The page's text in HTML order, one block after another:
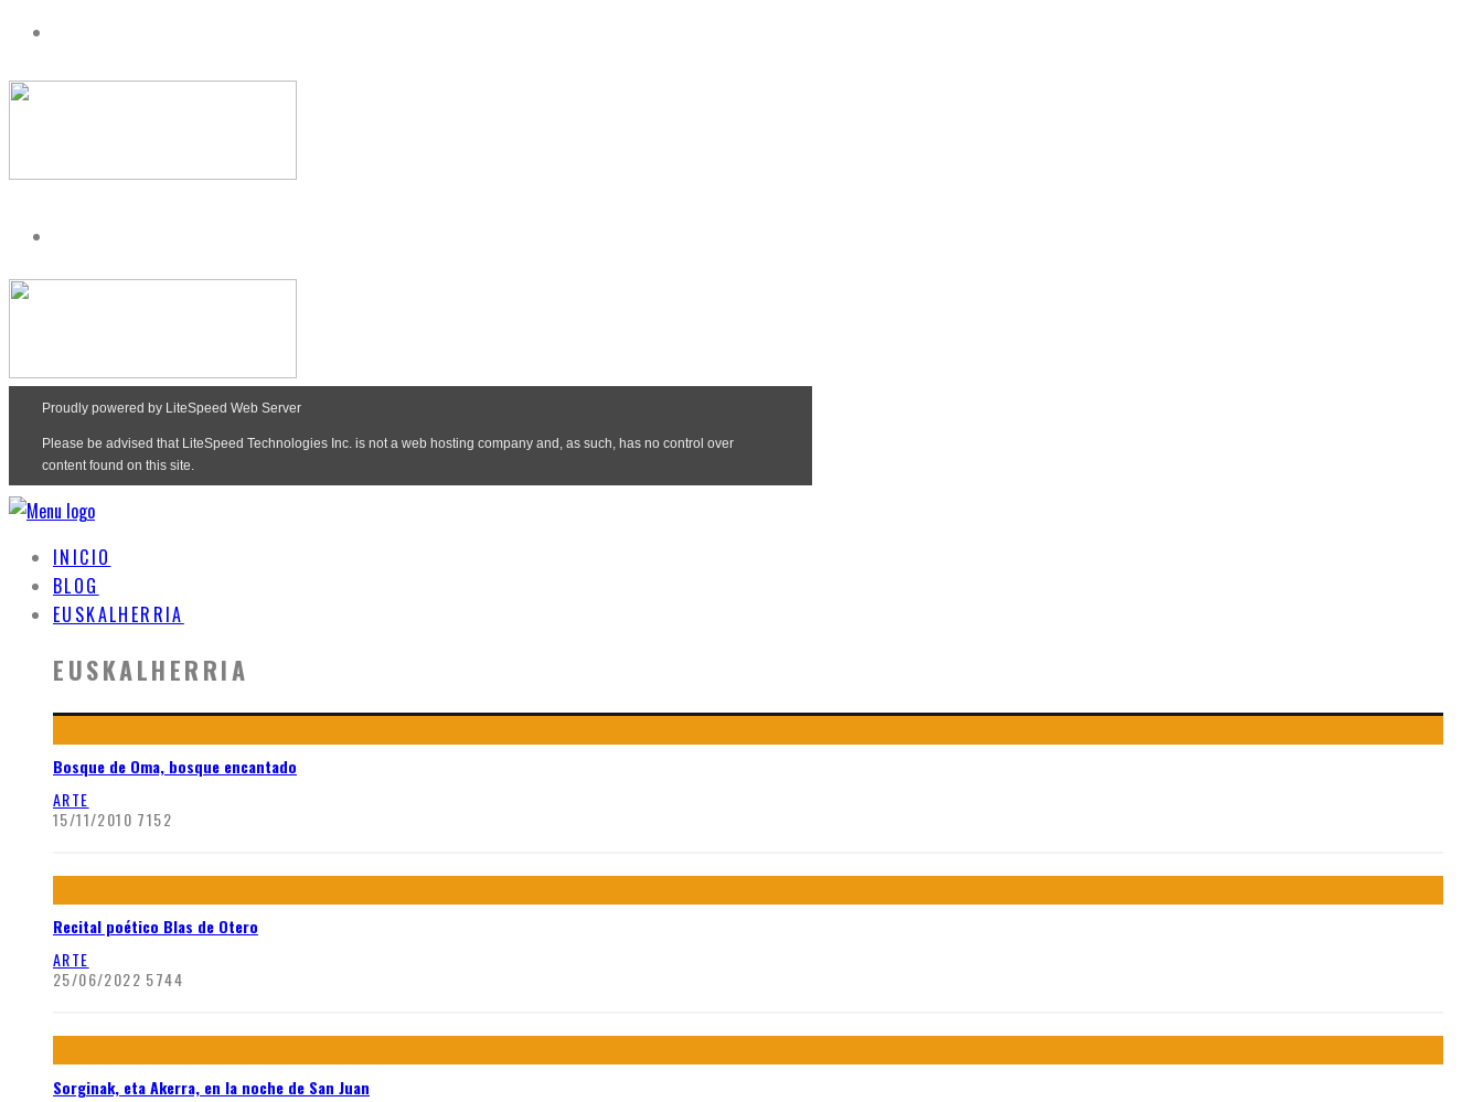
INICIO
BLOG
EUSKALHERRIA
EUSKALHERRIA
Bosque de Oma, bosque encantado
ARTE
15/11/2010 7152
Recital poético Blas de Otero
ARTE
25/06/2022 5744
Sorginak, eta Akerra, en la noche de San Juan